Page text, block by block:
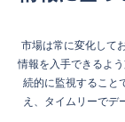
市場は常に変化し
情報を入手できるよ
続的に監視すること
え、タイムリーでデ